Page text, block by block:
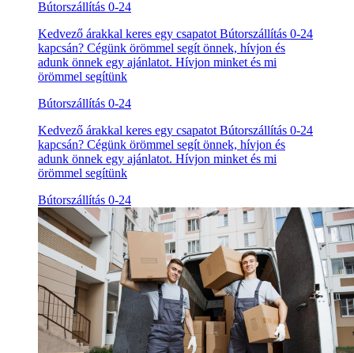
Bútorszállítás 0-24
Kedvező árakkal keres egy csapatot Bútorszállítás 0-24
kapcsán? Cégünk örömmel segít önnek, hívjon és
adunk önnek egy ajánlatot. Hívjon minket és mi
örömmel segítünk
Bútorszállítás 0-24
Kedvező árakkal keres egy csapatot Bútorszállítás 0-24
kapcsán? Cégünk örömmel segít önnek, hívjon és
adunk önnek egy ajánlatot. Hívjon minket és mi
örömmel segítünk
Bútorszállítás 0-24